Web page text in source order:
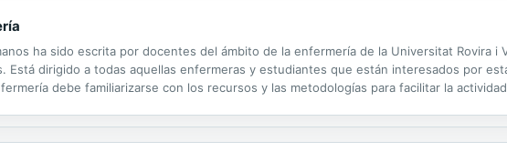
ha sido escrita por docentes del ámbito de la enfermería de la Universitat Rovira
Está dirigido a todas aquellas enfermeras y estudiantes que están interesados por
debe familiarizarse con los recursos y las metodologías para facilitar la